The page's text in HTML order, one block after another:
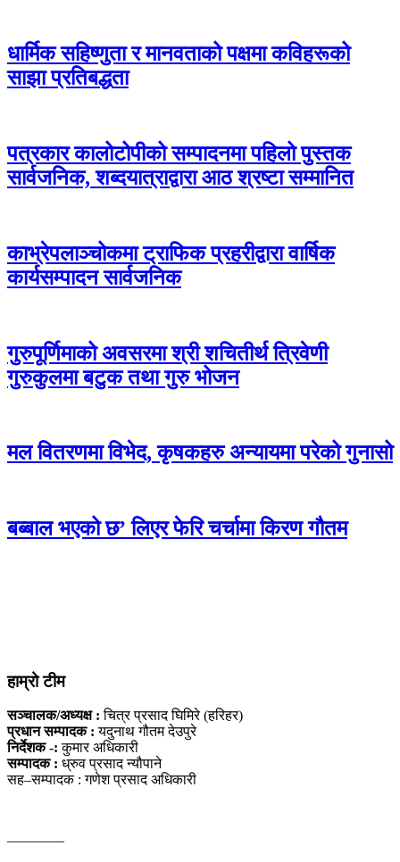
धार्मिक सहिष्णुता र मानवताको पक्षमा कविहरूको
साझा प्रतिबद्धता
पत्रकार कालोटोपीको सम्पादनमा पहिलो पुस्तक
सार्वजनिक, शब्दयात्राद्वारा आठ श्रष्टा सम्मानित
काभ्रेपलाञ्चोकमा ट्राफिक प्रहरीद्वारा वार्षिक
कार्यसम्पादन सार्वजनिक
गुरुपूर्णिमाको अवसरमा श्री शचितीर्थ त्रिवेणी
गुरुकुलमा बटुक तथा गुरु भोजन
मल वितरणमा विभेद, कृषकहरु अन्यायमा परेको गुनासो
बब्बाल भएको छ’ लिएर फेरि चर्चामा किरण गौतम
हाम्रो टीम
सञ्चालक/अध्यक्ष : चित्र प्रसाद घिमिरे (हरिहर)
प्रधान सम्पादक : यदुनाथ गौतम देउपुरे
निर्देशक -: कुमार अधिकारी
सम्पादक : ध्रुव प्रसाद न्यौपाने
सह–सम्पादक : गणेश प्रसाद अधिकारी
————